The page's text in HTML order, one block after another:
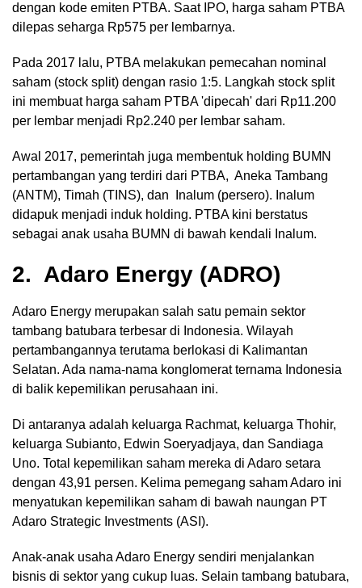
dengan kode emiten PTBA. Saat IPO, harga saham PTBA
dilepas seharga Rp575 per lembarnya.
Pada 2017 lalu, PTBA melakukan pemecahan nominal
saham (stock split) dengan rasio 1:5. Langkah stock split
ini membuat harga saham PTBA 'dipecah' dari Rp11.200
per lembar menjadi Rp2.240 per lembar saham.
Awal 2017, pemerintah juga membentuk holding BUMN
pertambangan yang terdiri dari PTBA, Aneka Tambang
(ANTM), Timah (TINS), dan Inalum (persero). Inalum
didapuk menjadi induk holding. PTBA kini berstatus
sebagai anak usaha BUMN di bawah kendali Inalum.
2. Adaro Energy (ADRO)
Adaro Energy merupakan salah satu pemain sektor
tambang batubara terbesar di Indonesia. Wilayah
pertambangannya terutama berlokasi di Kalimantan
Selatan. Ada nama-nama konglomerat ternama Indonesia
di balik kepemilikan perusahaan ini.
Di antaranya adalah keluarga Rachmat, keluarga Thohir,
keluarga Subianto, Edwin Soeryadjaya, dan Sandiaga
Uno. Total kepemilikan saham mereka di Adaro setara
dengan 43,91 persen. Kelima pemegang saham Adaro ini
menyatukan kepemilikan saham di bawah naungan PT
Adaro Strategic Investments (ASI).
Anak-anak usaha Adaro Energy sendiri menjalankan
bisnis di sektor yang cukup luas. Selain tambang batubara,